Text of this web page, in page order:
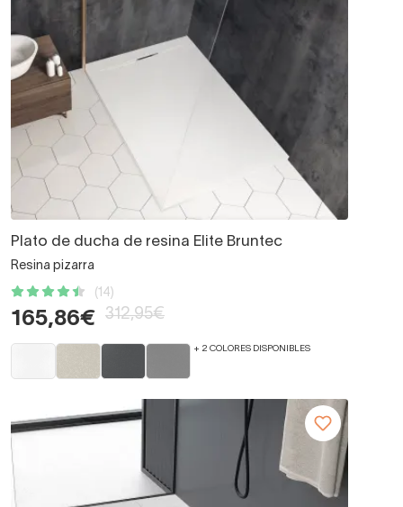
Plato de ducha de resina Elite Bruntec
Resina pizarra
(14)
165,86€ 312,95€
+ 2 COLORES DISPONIBLES